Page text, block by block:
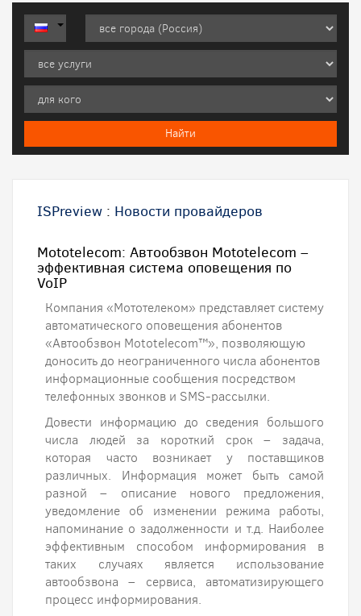
ISPreview : Новости провайдеров
Mototelecom: Автообзвон Mototelecom –
эффективная система оповещения по
VoIP
Компания «Мототелеком» представляет систему
автоматического оповещения абонентов
«Автообзвон Mototelecom™», позволяющую
доносить до неограниченного числа абонентов
информационные сообщения посредством
телефонных звонков и SMS-рассылки.
Довести информацию до сведения большого
числа людей за короткий срок – задача,
которая часто возникает у поставщиков
различных. Информация может быть самой
разной – описание нового предложения,
уведомление об изменении режима работы,
напоминание о задолженности и т.д. Наиболее
эффективным способом информирования в
таких случаях является использование
автообзвона – сервиса, автоматизирующего
процесс информирования.